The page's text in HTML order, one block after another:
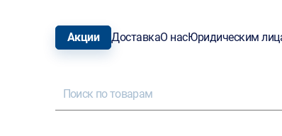
Акции ДоставкаО насЮридическим